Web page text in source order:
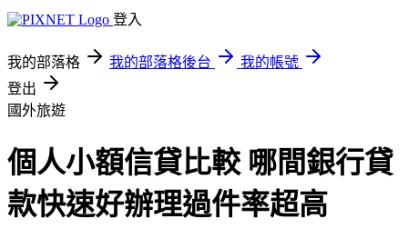
登入
我的部落格 我的部落格後台
我的帳號
登出
國外旅遊
個人小額信貸比較 哪間銀行貸
款快速好辦理過件率超高